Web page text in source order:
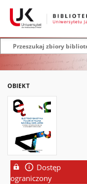
OBIEKT
Dostęp
ograniczony